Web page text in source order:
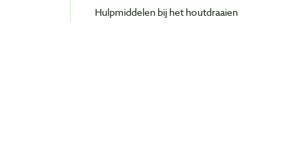
Hulpmiddelen bij het houtdraaien